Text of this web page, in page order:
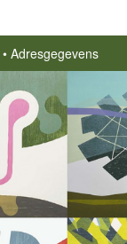
Adresgegevens